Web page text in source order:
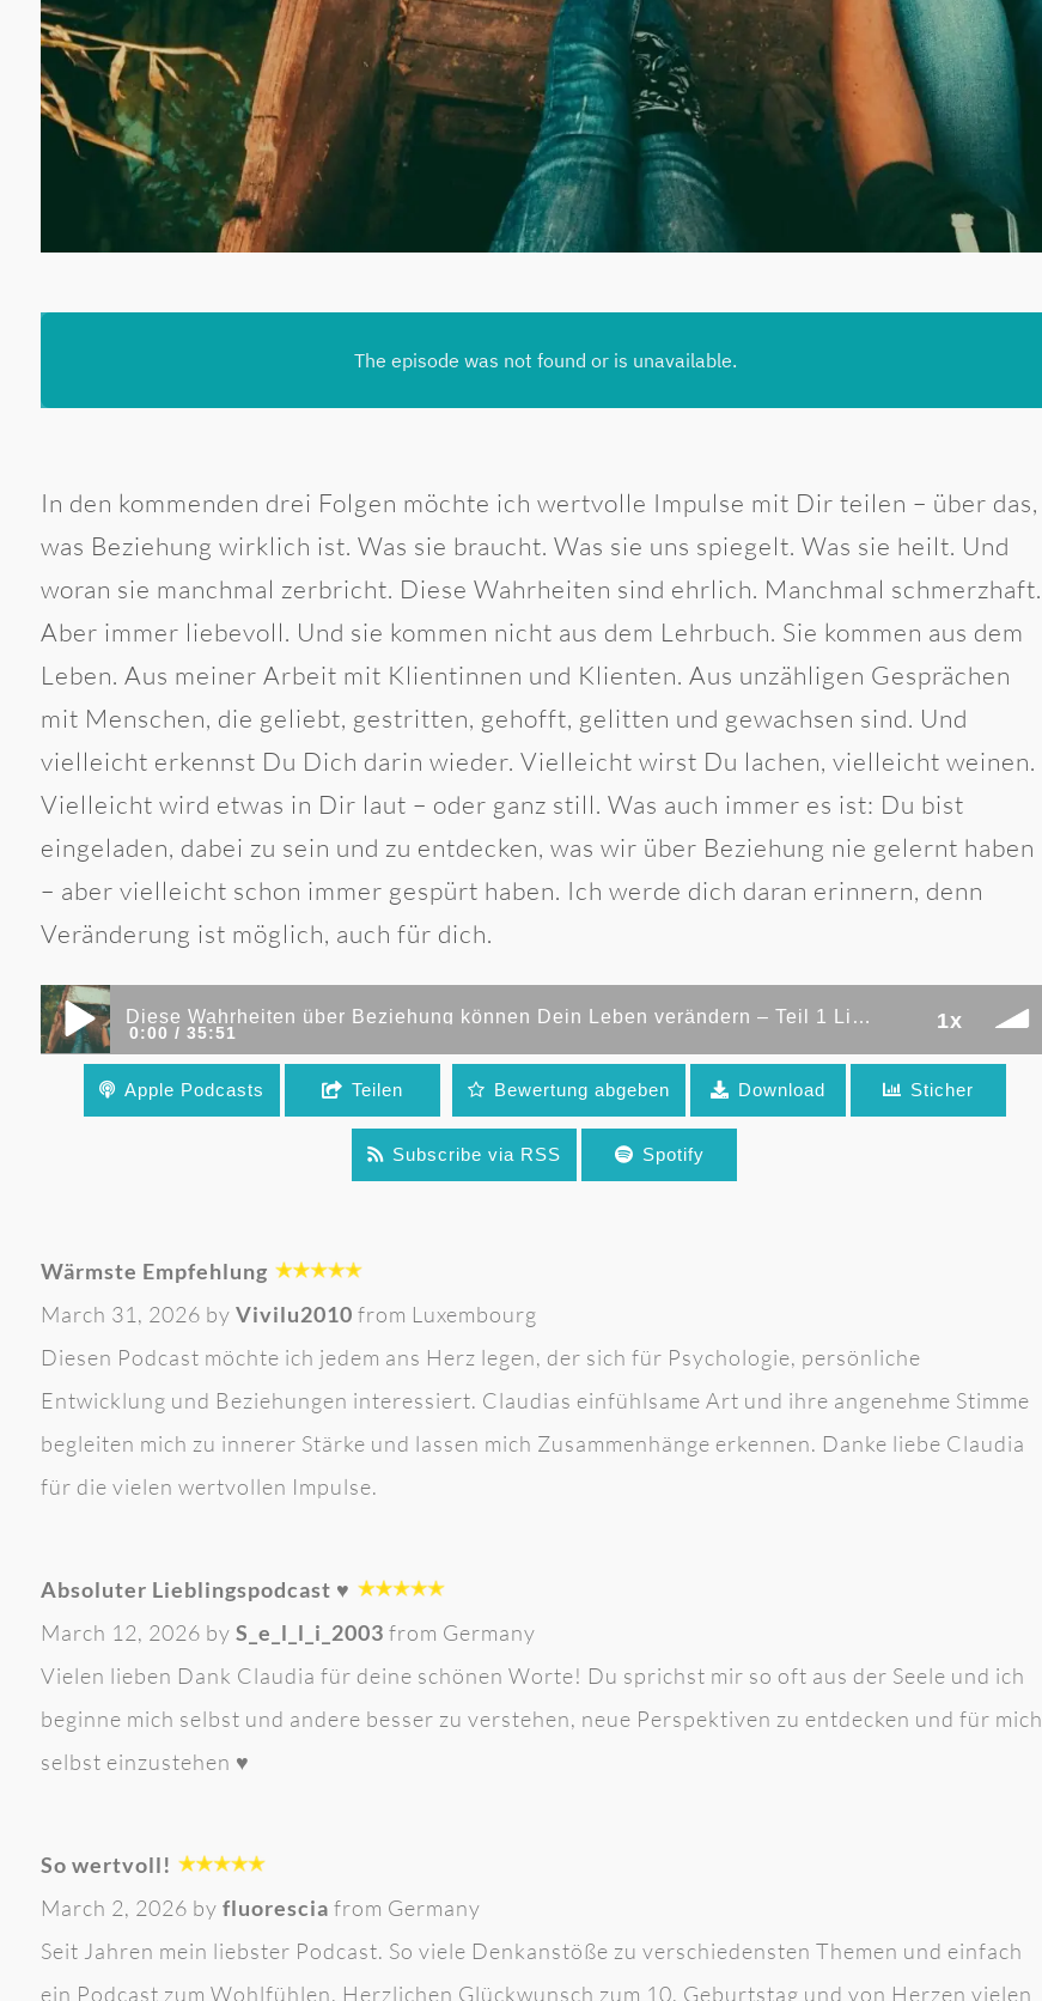
In den kommenden drei Folgen möchte ich wertvolle Impulse mit Dir teilen – über das,
was Beziehung wirklich ist. Was sie braucht. Was sie uns spiegelt. Was sie heilt. Und
woran sie manchmal zerbricht. Diese Wahrheiten sind ehrlich. Manchmal schmerzhaft.
Aber immer liebevoll. Und sie kommen nicht aus dem Lehrbuch. Sie kommen aus dem
Leben. Aus meiner Arbeit mit Klientinnen und Klienten. Aus unzähligen Gesprächen
mit Menschen, die geliebt, gestritten, gehofft, gelitten und gewachsen sind. Und
vielleicht erkennst Du Dich darin wieder. Vielleicht wirst Du lachen, vielleicht weinen.
Vielleicht wird etwas in Dir laut – oder ganz still. Was auch immer es ist: Du bist
eingeladen, dabei zu sein und zu entdecken, was wir über Beziehung nie gelernt haben
– aber vielleicht schon immer gespürt haben. Ich werde dich daran erinnern, denn
Veränderung ist möglich, auch für dich.
1x
Diese Wahrheiten über Beziehung können Dein Leben verändern – Teil 1 Liebe, Beziehung, Konflikte (Folge 300)
0:00 35:51
Diese Wahrheiten über Beziehung können Dein Leben verändern – Teil 1 Liebe, Beziehung, Konflikte
Apple Podcasts Teilen Bewertung abgeben Download Sticher
Subscribe via RSS Spotify
Wärmste Empfehlung
March 31, 2026 by Vivilu2010 from Luxembourg
Diesen Podcast möchte ich jedem ans Herz legen, der sich für Psychologie, persönliche
Entwicklung und Beziehungen interessiert. Claudias einfühlsame Art und ihre angenehme Stimme
begleiten mich zu innerer Stärke und lassen mich Zusammenhänge erkennen. Danke liebe Claudia
für die vielen wertvollen Impulse.
Absoluter Lieblingspodcast ♥️
March 12, 2026 by S_e_l_l_i_2003 from Germany
Vielen lieben Dank Claudia für deine schönen Worte! Du sprichst mir so oft aus der Seele und ich
beginne mich selbst und andere besser zu verstehen, neue Perspektiven zu entdecken und für mich
selbst einzustehen ♥️
So wertvoll!
March 2, 2026 by fluorescia from Germany
Seit Jahren mein liebster Podcast. So viele Denkanstöße zu verschiedensten Themen und einfach
ein Podcast zum Wohlfühlen. Herzlichen Glückwunsch zum 10. Geburtstag und von Herzen vielen